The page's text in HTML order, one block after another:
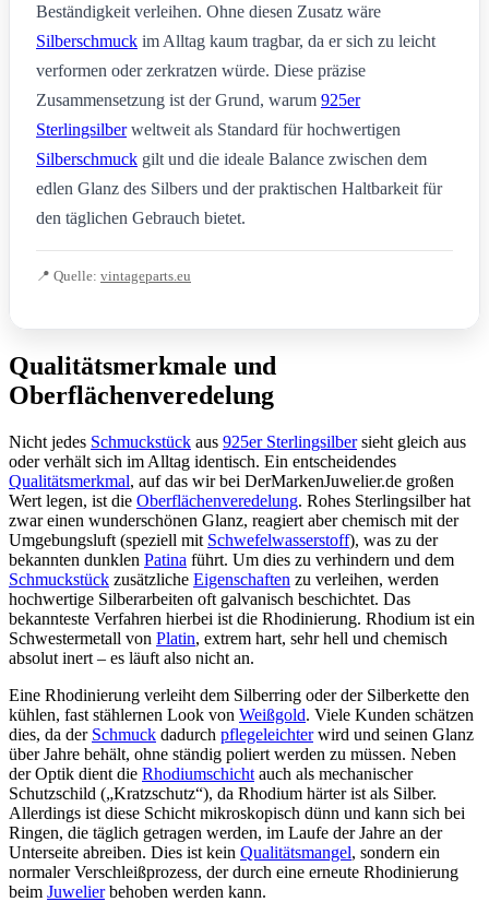
Beständigkeit verleihen. Ohne diesen Zusatz wäre
Silberschmuck im Alltag kaum tragbar, da er sich zu leicht
verformen oder zerkratzen würde. Diese präzise
Zusammensetzung ist der Grund, warum 925er
Sterlingsilberweltweit als Standard für hochwertigen
Silberschmuck gilt und die ideale Balance zwischen dem
edlen Glanz des Silbers und der praktischen Haltbarkeit für
den täglichen Gebrauch bietet.
📍 Quelle: vintageparts.eu
Qualitätsmerkmale und
Oberflächenveredelung
Nicht jedes Schmuckstück aus 925er Sterlingsilbersieht gleich aus
oder verhält sich im Alltag identisch. Ein entscheidendes
Qualitätsmerkmal, auf das wir bei DerMarkenJuwelier.de großen
Wert legen, ist die Oberflächenveredelung. Rohes Sterlingsilber hat
zwar einen wunderschönen Glanz, reagiert aber chemisch mit der
Umgebungsluft (speziell mit Schwefelwasserstoff), was zu der
bekannten dunklen Patina führt. Um dies zu verhindern und dem
Schmuckstück zusätzliche Eigenschaften zu verleihen, werden
hochwertige Silberarbeiten oft galvanisch beschichtet. Das
bekannteste Verfahren hierbei ist die Rhodinierung. Rhodium ist ein
Schwestermetall von Platin, extrem hart, sehr hell und chemisch
absolut inert – es läuft also nicht an.
Eine Rhodinierung verleiht dem Silberring oder der Silberkette den
kühlen, fast stählernen Look von Weißgold. Viele Kunden schätzen
dies, da der Schmuck dadurch pflegeleichterwird und seinen Glanz
über Jahre behält, ohne ständig poliert werden zu müssen. Neben
der Optik dient die Rhodiumschicht auch als mechanischer
Schutzschild („Kratzschutz“), da Rhodium härter ist als Silber.
Allerdings ist diese Schicht mikroskopisch dünn und kann sich bei
Ringen, die täglich getragen werden, im Laufe der Jahre an der
Unterseite abreiben. Dies ist kein Qualitätsmangel, sondern ein
normaler Verschleißprozess, der durch eine erneute Rhodinierung
beim Juwelierbehoben werden kann.